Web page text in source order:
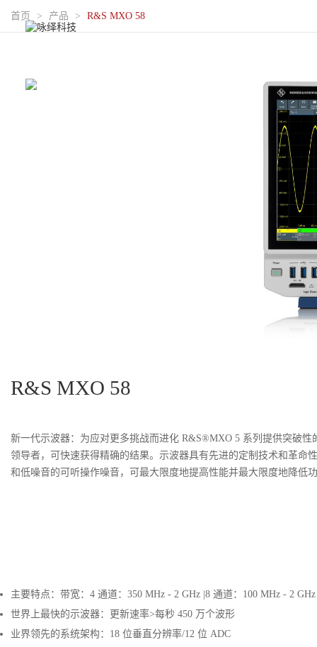
首页 > 产品 > R&S MXO 58
R&S MXO 58
新一代示波器：为应对更多挑战而进化 R&S®MXO 5 系列提供突破
领导者，可快速获得精确的结果。示波器具有先进的定制技术和革命
和低噪音的可听操作噪音，可最大限度地提高性能并最大限度地降低
主要特点：带宽：4 通道：350 MHz - 2 GHz |8 通道：100 MHz - 2 GHz
世界上最快的示波器：更新速率>每秒 450 万个波形
业界领先的系统架构：18 位垂直分辨率/12 位 ADC